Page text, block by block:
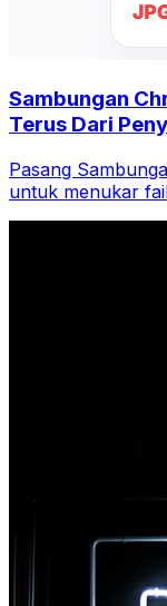
Sambungan
Terus Dari
Pasang
untuk menukar